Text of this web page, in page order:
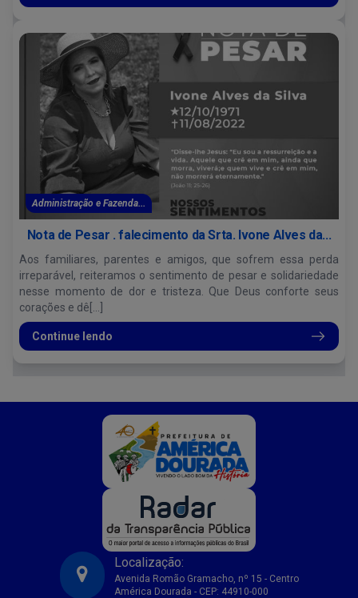
Administração e Fazenda...
Nota de Pesar . falecimento da Srta. Ivone Alves da...
Aos familiares, parentes e amigos, que sofrem essa perda
irreparável, reiteramos o sentimento de pesar e solidariedade
nesse momento de dor e tristeza. Que Deus conforte seus
corações e dê[...]
Continue lendo
Localização:
Avenida Romão Gramacho, nº 15 - Centro
América Dourada - CEP: 44910-000